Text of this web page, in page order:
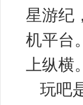
星游纪
机平台
上纵横。
玩吧